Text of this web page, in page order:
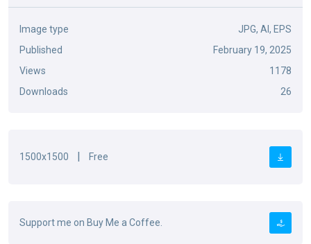
Image type
JPG, AI, EPS
Published
February 19, 2025
Views
1178
Downloads
26
1500x1500 Free
Support me on Buy Me a Coffee.